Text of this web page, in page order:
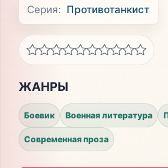
Серия: Противотанкист
ЖАНРЫ
Боевик Военная литература
Современная проза